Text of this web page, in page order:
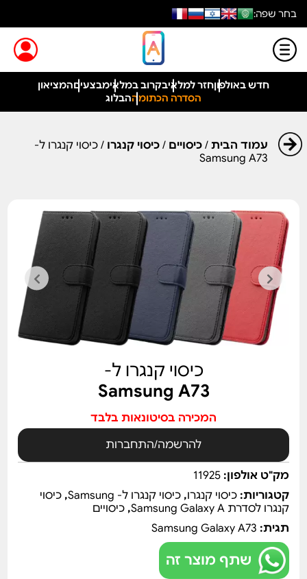
בחר שפה:
חדש באולפוןחזר למלאיבקרוב במלאימבצעיםהמציאון
הסדרה הכתומההבלוג
עמוד הבית/ כיסויים / כיסוי קנגרו / כיסוי קנגרו ל-
Samsung A73
כיסוי קנגרו ל-
Samsung A73
המכירה בסיטונאות בלבד
להרשמה/התחברות
מק"ט אולפון:11925
קטגוריות:כיסוי קנגרו,כיסוי קנגרו ל- Samsung ,כיסוי
קנגרו לסדרת Samsung Galaxy A
,כיסויים
תגית: Samsung Galaxy A73
שתף מוצר זה